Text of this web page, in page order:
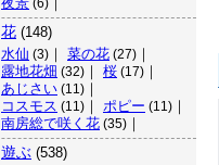
(6)
花 (148)
水仙 (3) ｜ 菜の花 (27) ｜
露地花畑 (32) ｜ 桜 (17) ｜
あじさい (11) ｜
コスモス (11) ｜ ポピー (11) ｜
南房総で咲く花 (35) ｜
遊ぶ (538)